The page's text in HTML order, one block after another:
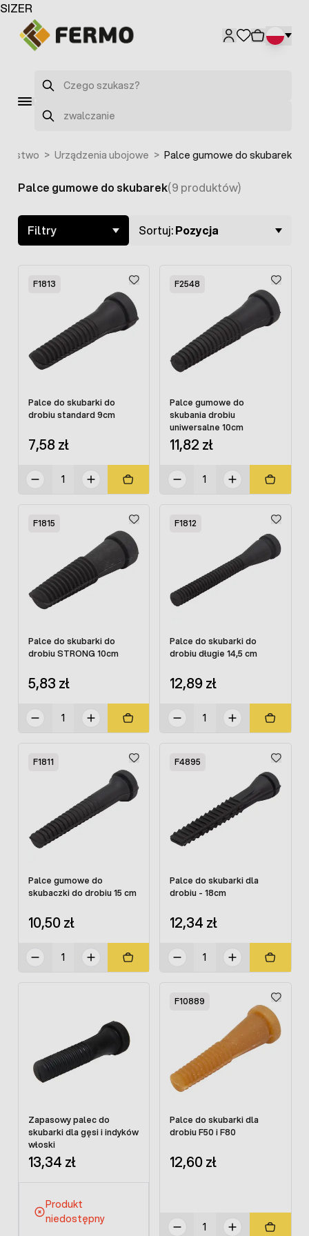
Przejdź do treści
Szukaj
Szukaj
> Urządzenia ubojowe > Palce gumowe do skubarek
Skip to product list
Palce gumowe do skubarek(9 produktów)
Filtry Sortuj:Pozycja
F1813
Palce do skubarki do
drobiu standard 9cm
7,58 zł
F2548
Palce gumowe do
skubania drobiu
uniwersalne 10cm
11,82 zł
F1815
Palce do skubarki do
drobiu STRONG 10cm
5,83 zł
F1812
Palce do skubarki do
drobiu długie 14,5 cm
12,89 zł
F1811
Palce gumowe do
skubaczki do drobiu 15 cm
10,50 zł
F4895
Palce do skubarki dla
drobiu - 18cm
12,34 zł
F3054
Zapasowy palec do
skubarki dla gęsi i indyków
włoski
13,34 zł
Produkt
niedostępny
F10889
Palce do skubarki dla
drobiu F50 i F80
12,60 zł
SIZER